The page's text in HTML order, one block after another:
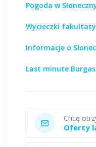
Pogoda w
Wycieczki
Informacje o
Last minute Burgas
Chcę
Oferty